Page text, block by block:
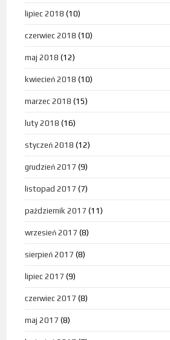
lipiec 2018 (10)
czerwiec 2018 (10)
maj 2018 (12)
kwiecień 2018 (10)
marzec 2018 (15)
luty 2018 (16)
styczeń 2018 (12)
grudzień 2017 (9)
listopad 2017 (7)
październik 2017 (11)
wrzesień 2017 (8)
sierpień 2017 (8)
lipiec 2017 (9)
czerwiec 2017 (8)
maj 2017 (8)